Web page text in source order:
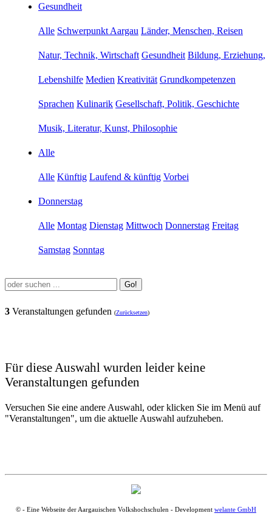
Gesundheit
Alle Schwerpunkt Aargau Länder, Menschen, Reisen
Natur, Technik, Wirtschaft Gesundheit Bildung, Erziehung,
Lebenshilfe Medien Kreativität Grundkompetenzen
Sprachen Kulinarik Gesellschaft, Politik, Geschichte
Musik, Literatur, Kunst, Philosophie
Alle
Alle Künftig Laufend & künftig Vorbei
Donnerstag
Alle Montag Dienstag Mittwoch Donnerstag Freitag
Samstag Sonntag
Go!
3 Veranstaltungen gefunden (Zurücksetzen)
Für diese Auswahl wurden leider keine
Veranstaltungen gefunden
Versuchen Sie eine andere Auswahl, oder klicken Sie im Menü auf
"Veranstaltungen", um die aktuelle Auswahl aufzuheben.
© - Eine Webseite der Aargauischen Volkshochschulen - Development welante GmbH